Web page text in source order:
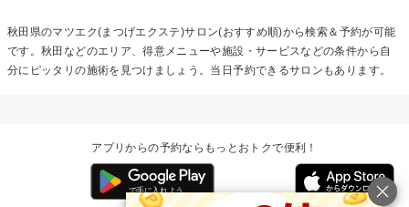
秋田県のマツエク(まつげエクステ)サロン(おすすめ順)から検索＆予約が可能
です。秋田などのエリア、得意メニューや施設・サービスなどの条件から自
分にピッタリの施術を見つけましょう。当日予約できるサロンもあります。
アプリからの予約ならもっとおトクで便利！